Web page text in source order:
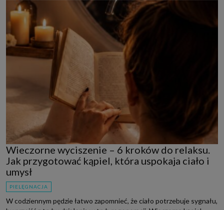
Wieczorne wyciszenie – 6 kroków do relaksu.
Jak przygotować kąpiel, która uspokaja ciało i
umysł
PIELĘGNACJA
W codziennym pędzie łatwo zapomnieć, że ciało potrzebuje sygnału,